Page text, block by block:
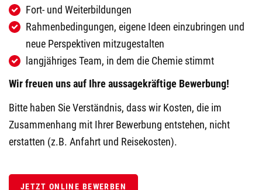
Fort- und Weiterbildungen
Rahmenbedingungen, eigene Ideen einzubringen und
neue Perspektiven mitzugestalten
langjähriges Team, in dem die Chemie stimmt
Wir freuen uns auf Ihre aussagekräftige Bewerbung!
Bitte haben Sie Verständnis, dass wir Kosten, die im
Zusammenhang mit Ihrer Bewerbung entstehen, nicht
erstatten (z.B. Anfahrt und Reisekosten).
JETZT ONLINE BEWERBEN